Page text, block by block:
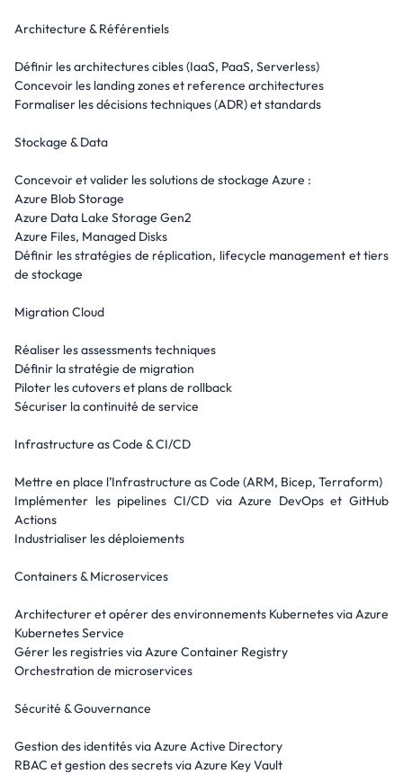
Architecture & Référentiels
Définir les architectures cibles (IaaS, PaaS, Serverless)
Concevoir les landing zones et reference architectures
Formaliser les décisions techniques (ADR) et standards
Stockage & Data
Concevoir et valider les solutions de stockage Azure :
Azure Blob Storage
Azure Data Lake Storage Gen2
Azure Files, Managed Disks
Définir les stratégies de réplication, lifecycle management et tiers
de stockage
Migration Cloud
Réaliser les assessments techniques
Définir la stratégie de migration
Piloter les cutovers et plans de rollback
Sécuriser la continuité de service
Infrastructure as Code & CI/CD
Mettre en place l’Infrastructure as Code (ARM, Bicep, Terraform)
Implémenter les pipelines CI/CD via Azure DevOps et GitHub
Actions
Industrialiser les déploiements
Containers & Microservices
Architecturer et opérer des environnements Kubernetes via Azure
Kubernetes Service
Gérer les registries via Azure Container Registry
Orchestration de microservices
Sécurité & Gouvernance
Gestion des identités via Azure Active Directory
RBAC et gestion des secrets via Azure Key Vault